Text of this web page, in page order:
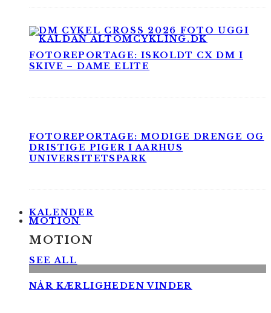
FOTOREPORTAGE: ISKOLDT CX DM I
SKIVE – DAME ELITE
FOTOREPORTAGE: MODIGE DRENGE OG
DRISTIGE PIGER I AARHUS
UNIVERSITETSPARK
KALENDER
MOTION
MOTION
SEE ALL
NÅR KÆRLIGHEDEN VINDER